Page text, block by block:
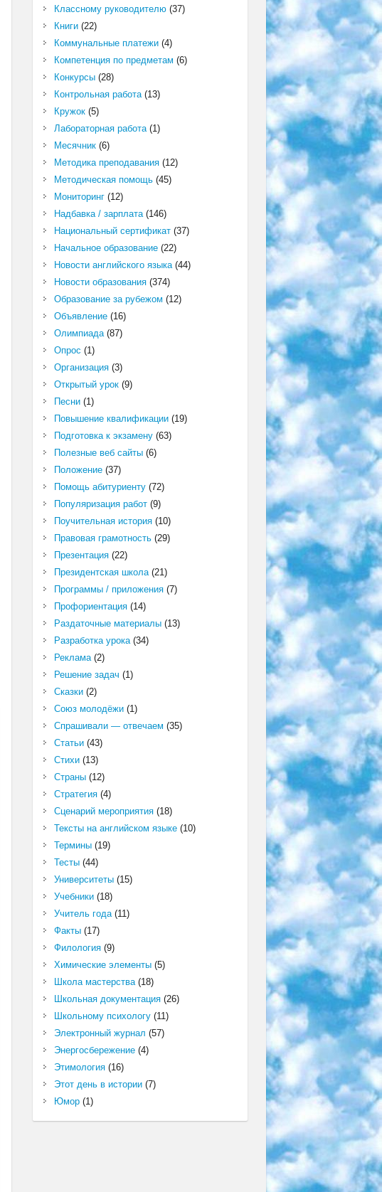
Классному руководителю(37)
Книги(22)
Коммунальные платежи(4)
Компетенция по предметам (6)
Конкурсы(28)
Контрольная работа(13)
Кружок(5)
Лабораторная работа(1)
Месячник(6)
Методика преподавания(12)
Методическая помощь(45)
Мониторинг(12)
Надбавка / зарплата(146)
Национальный сертификат(37)
Начальное образование(22)
Новости английского языка(44)
Новости образования(374)
Образование за рубежом (12)
Объявление(16)
Олимпиада(87)
Опрос (1)
Организация(3)
Открытый урок(9)
Песни(1)
Повышение квалификации(19)
Подготовка к экзамену(63)
Полезные веб сайты(6)
Положение(37)
Помощь абитуриенту(72)
Популяризация работ(9)
Поучительная история(10)
Правовая грамотность(29)
Презентация(22)
Президентская школа(21)
Программы / приложения(7)
Профориентация(14)
Раздаточные материалы(13)
Разработка урока(34)
Реклама(2)
Решение задач (1)
Сказки(2)
Союз молодёжи(1)
Спрашивали — отвечаем (35)
Статьи(43)
Стихи(13)
Страны(12)
Стратегия(4)
Сценарий мероприятия(18)
Тексты на английском языке(10)
Термины(19)
Тесты(44)
Университеты(15)
Учебники(18)
Учитель года(11)
Факты(17)
Филология(9)
Химические элементы(5)
Школа мастерства(18)
Школьная документация(26)
Школьному психологу(11)
Электронный журнал (57)
Энергосбережение(4)
Этимология(16)
Этот день в истории(7)
Юмор(1)